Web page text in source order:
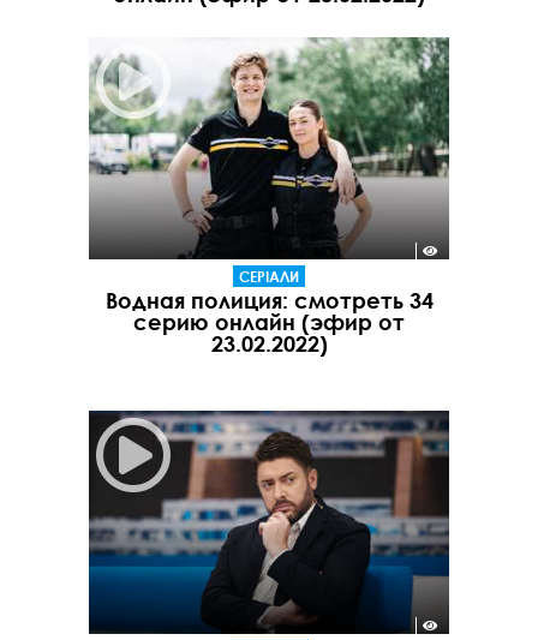
СЕРІАЛИ
Водная полиция: смотреть 34
серию онлайн (эфир от
23.02.2022)